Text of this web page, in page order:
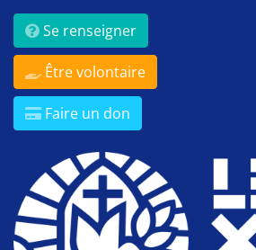
Se renseigner
Être volontaire
Faire un don